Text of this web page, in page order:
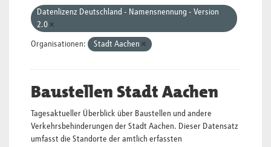
Datenlizenz Deutschland - Namensnennung - Version
2.0
Organisationen: Stadt Aachen
Baustellen Stadt Aachen
Tagesaktueller Überblick über Baustellen und andere
Verkehrsbehinderungen der Stadt Aachen. Dieser Datensatz
umfasst die Standorte der amtlich erfassten